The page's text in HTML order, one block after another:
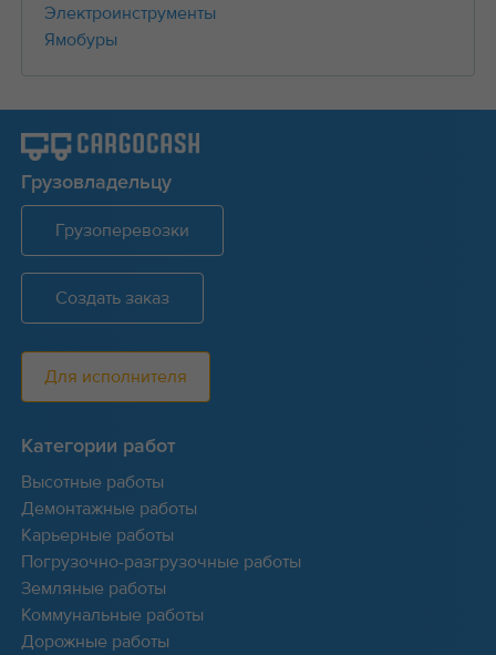
Электроинструменты
Ямобуры
Грузовладельцу
Грузоперевозки
Создать заказ
Для исполнителя
Категории работ
Высотные работы
Демонтажные работы
Карьерные работы
Погрузочно-разгрузочные работы
Земляные работы
Коммунальные работы
Дорожные работы